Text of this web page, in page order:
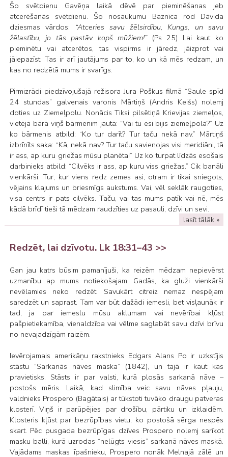
Šo svētdienu Gavēņa laikā dēvē par pieminēšanas jeb
atcerēšanās svētdienu. Šo nosaukumu Baznīca rod Dāvida
dziesmas vārdos: “Atceries savu žēlsirdību, Kungs, un savu
žēlastību, jo tās pastāv kopš mūžiem!”(Ps 25) Lai kaut ko
pieminētu vai atcerētos, tas vispirms ir jāredz, jāizprot vai
jāiepazīst. Tas ir arī jautājums par to, ko un kā mēs redzam, un
kas no redzētā mums ir svarīgs.
Pirmizrādi piedzīvojušajā režisora Jura Poškus filmā “Saule spīd
24 stundas” galvenais varonis Mārtiņš (Andris Keišs) nolemj
doties uz Ziemeļpolu. Nonācis Tiksi pilsētiņā Krievijas ziemeļos,
vietējā bārā viņš bārmenim jautā: “Vai tu esi bijis ziemeļpolā?” Uz
ko bārmenis atbild: “Ko tur darīt? Tur taču nekā nav.” Mārtiņš
izbrīnīts saka: “Kā, nekā nav? Tur taču savienojas visi meridiāni, tā
ir ass, ap kuru griežas mūsu planēta!” Uz ko turpat līdzās esošais
darbinieks atbild: “Cilvēks ir ass, ap kuru viss griežas.” Cik banāli
vienkārši. Tur, kur viens redz zemes asi, otram ir tikai sniegots,
vējains klajums un briesmīgs aukstums. Vai, vēl seklāk raugoties,
visa centrs ir pats cilvēks. Taču, vai tas mums patīk vai nē, mēs
kādā brīdī tieši tā mēdzam raudzīties uz pasauli, dzīvi un sevi.
lasīt tālāk »
Redzēt, lai dzīvotu. Lk 18:31–43 >>
Gan jau katrs būsim pamanījuši, ka reizēm mēdzam nepievērst
uzmanību ap mums notiekošajam. Gadās, ka gluži vienkārši
nevēlamies neko redzēt. Savukārt citreiz nemaz nespējam
saredzēt un saprast. Tam var būt dažādi iemesli, bet visļaunāk ir
tad, ja par iemeslu mūsu aklumam vai nevērībai kļūst
pašpietiekamība, vienaldzība vai vēlme saglabāt savu dzīvi brīvu
no nevajadzīgām raizēm.
Ievērojamais amerikāņu rakstnieks Edgars Alans Po ir uzkstījis
stāstu “Sarkanās nāves maska” (1842), un tajā ir kaut kas
pravietisks. Stāsts ir par valsti, kurā plosās sarkanā nāve –
postošs mēris. Laikā, kad slimība veic savu nāves pļauju,
valdnieks Prospero (Bagātais) ar tūkstoti tuvāko draugu patveras
klosterī. Viņš ir parūpējies par drošību, pārtiku un izklaidēm.
Klosteris kļūst par bezrūpības vietu, ko postošā sērga nespēs
skart. Pēc pusgada bezrūpīgas dzīves Prospero nolemj sarīkot
masku balli, kurā uzrodas “nelūgts viesis” sarkanā nāves maskā.
Vajādams maskas īpašnieku, Prospero nonāk Melnajā zālē un